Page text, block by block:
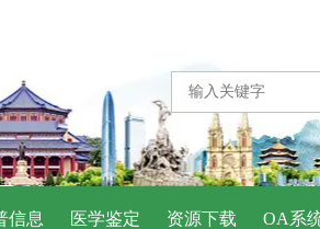
信息 医学鉴定 资源下载 OA系